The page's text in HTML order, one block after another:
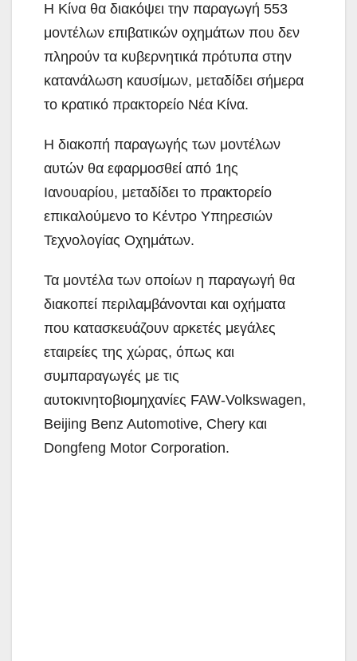
Η Κίνα θα διακόψει την παραγωγή 553
μοντέλων επιβατικών οχημάτων που δεν
πληρούν τα κυβερνητικά πρότυπα στην
κατανάλωση καυσίμων, μεταδίδει σήμερα
το κρατικό πρακτορείο Νέα Κίνα.
Η διακοπή παραγωγής των μοντέλων
αυτών θα εφαρμοσθεί από 1ης
Ιανουαρίου, μεταδίδει το πρακτορείο
επικαλούμενο το Κέντρο Υπηρεσιών
Τεχνολογίας Οχημάτων.
Τα μοντέλα των οποίων η παραγωγή θα
διακοπεί περιλαμβάνονται και οχήματα
που κατασκευάζουν αρκετές μεγάλες
εταιρείες της χώρας, όπως και
συμπαραγωγές με τις
αυτοκινητοβιομηχανίες FAW-Volkswagen,
Beijing Benz Automotive, Chery και
Dongfeng Motor Corporation.